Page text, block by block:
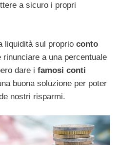
a sicuro i propri
liquidità sul proprio conto
rinunciare a una percentuale
dare i famosi conti
buona soluzione per poter
nostri risparmi.